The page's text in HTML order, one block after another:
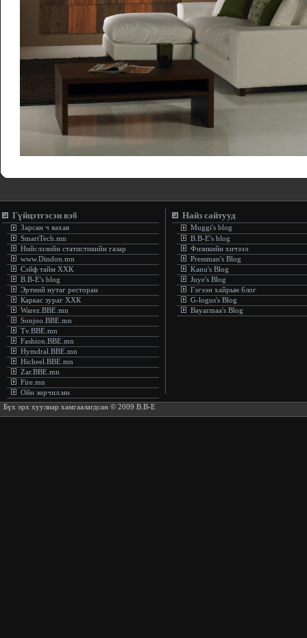
Гүйцэтгэсэн вэб
Зарсан ч яахав
SmartTech.mn
Нийслэлийн статистикийн газар
www.Dindon.mn
Сэйф тайм ХХК
B.B-E's blog
Эртний нутаг ресторан
Каркас зураг ХХК
Warez.BBE.mn
Sonjoo.BBE.mn
Tv.BBE.mn
Fashion.BBE.mn
Hymdral.BBE.mn
Hicheel.BBE.mn
Zar.BBE.mn
Fire.mn
Ойн зөрчил.мн
Найз сайтууд
Muggi's blog
B.B-E's blog
Физикийн хичээл
Pressman's Blog
Kanu's Blog
Juye's Blog
Гэгээн хайрын блог
G-logus's Blog
Bayarmaa's Blog
Бүх эрх хуулиар хамгаалагдсан © 2009 B.B-E